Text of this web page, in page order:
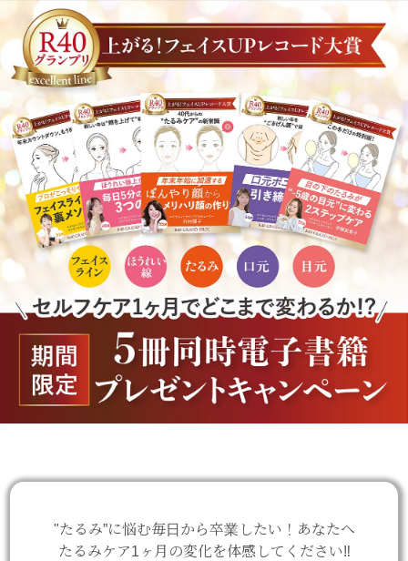
"たるみ”に悩む毎日から卒業したい！あなたへ
たるみケア1ヶ月の変化を体感してください‼️